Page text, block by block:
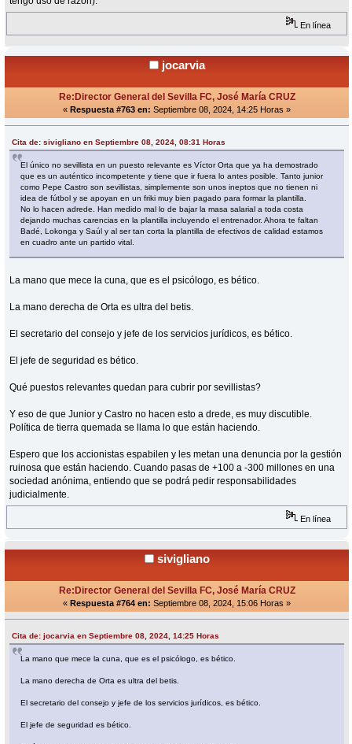
En línea
jocarvia
Re:Director General del Sevilla FC, José María CRUZ
« Respuesta #763 en: Septiembre 08, 2024, 14:25 Horas »
Cita de: sivigliano en Septiembre 08, 2024, 08:31 Horas
El único no sevillista en un puesto relevante es Víctor Orta que ya ha demostrado
que es un auténtico incompetente y tiene que ir fuera lo antes posible. Tanto junior
como Pepe Castro son sevillistas, simplemente son unos ineptos que no tienen ni
idea de fútbol y se apoyan en un friki muy bien pagado para formar la plantilla.
No lo hacen adrede. Han medido mal lo de bajar la masa salarial a toda costa
dejando muchas carencias en la plantilla incluyendo el entrenador. Ahora te faltan
Badé, Lokonga y Saúl y al ser tan corta la plantilla de efectivos de calidad estamos
en cuadro ante un partido vital.
La mano que mece la cuna, que es el psicólogo, es bético.
La mano derecha de Orta es ultra del betis.
El secretario del consejo y jefe de los servicios jurídicos, es bético.
El jefe de seguridad es bético.
Qué puestos relevantes quedan para cubrir por sevillistas?
Y eso de que Junior y Castro no hacen esto a drede, es muy discutible.
Política de tierra quemada se llama lo que están haciendo.
Espero que los accionistas espabilen y les metan una denuncia por la gestión
ruinosa que están haciendo. Cuando pasas de +100 a -300 millones en una
sociedad anónima, entiendo que se podrá pedir responsabilidades
judicialmente.
En línea
sivigliano
Re:Director General del Sevilla FC, José María CRUZ
« Respuesta #764 en: Septiembre 08, 2024, 15:06 Horas »
Cita de: jocarvia en Septiembre 08, 2024, 14:25 Horas
La mano que mece la cuna, que es el psicólogo, es bético.
La mano derecha de Orta es ultra del betis.
El secretario del consejo y jefe de los servicios jurídicos, es bético.
El jefe de seguridad es bético.